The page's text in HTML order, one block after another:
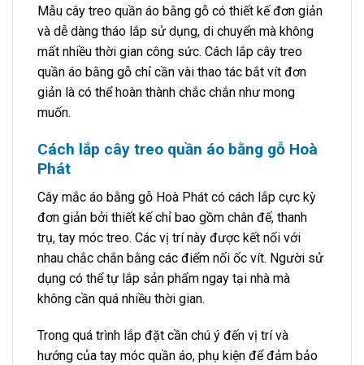
Mẫu cây treo quần áo bằng gỗ có thiết kế đơn giản
và dễ dàng tháo lắp sử dụng, di chuyển mà không
mất nhiều thời gian công sức. Cách lắp cây treo
quần áo bằng gỗ chỉ cần vài thao tác bắt vít đơn
giản là có thể hoàn thành chắc chắn như mong
muốn.
Cách lắp cây treo quần áo bằng gỗ Hoà
Phát
Cây mắc áo bằng gỗ Hoà Phát có cách lắp cực kỳ
đơn giản bởi thiết kế chỉ bao gồm chân đế, thanh
trụ, tay móc treo. Các vị trí này được kết nối với
nhau chắc chắn bằng các điểm nối ốc vít. Người sử
dụng có thể tự lắp sản phẩm ngay tại nhà mà
không cần quá nhiều thời gian.
Trong quá trình lắp đặt cần chú ý đến vị trí và
hướng của tay móc quần áo, phụ kiện để đảm bảo